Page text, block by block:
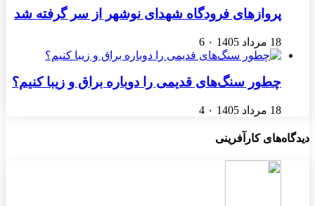
پروازهای فرودگاه شهدای نوشهر از سر گرفته شد
18 مرداد 1405 ۰ 6
چطور سنگ‌های قدیمی را دوباره براق و زیبا کنیم؟
18 مرداد 1405 ۰ 4
دیدگاه‌های کارآفرینی